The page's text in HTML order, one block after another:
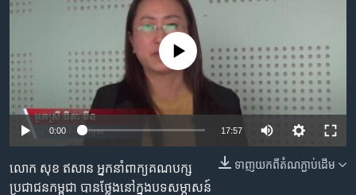
ទំព័រ​
រំលង​
និង​
ចូល​
កាន់​
ទំព័រ​
ស្វែង​
កម្មវិធីទាំងអស់
Khmer English
បណ្តាញ​សង្គម
ភាសា
No media source currently available
0:00 17:57
ទាញ​យក​ពី​តំណភ្ជាប់​ដើម
លោក ​សុខ​ ឥសាន ​អ្នក​នាំ​ពាក្យ​គណបក្ស​
ប្រជាជន​កម្ពុជា​ បាន​ថ្លែង​នៅ​ក្នុង​បទ​​សម្ភាសន៍​